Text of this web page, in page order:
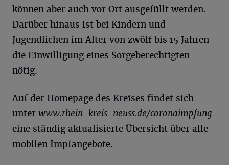
können aber auch vor Ort ausgefüllt werden.
Darüber hinaus ist bei Kindern und
Jugendlichen im Alter von zwölf bis 15 Jahren
die Einwilligung eines Sorgeberechtigten
nötig.
Auf der Homepage des Kreises findet sich
unter www.rhein-kreis-neuss.de/coronaimpfung
eine ständig aktualisierte Übersicht über alle
mobilen Impfangebote.